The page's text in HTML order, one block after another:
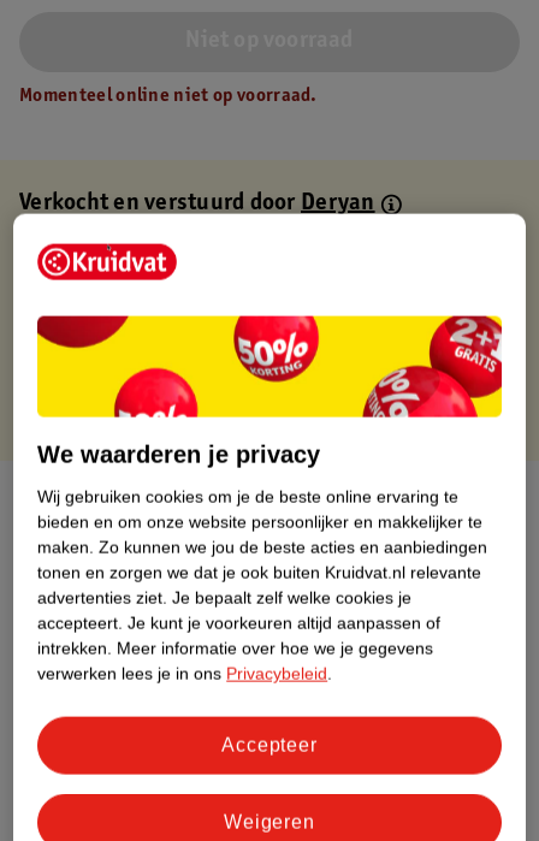
Momenteel online niet op voorraad.
Verkocht en verstuurd doorDeryan
Binnen 1 werkdag verstuurd
Gratis thuisbezorgd
Gratis retourneren via verkooppartner.
Gratis punten met je Kruidvat kaart
Over dit product
Productinformatie
Nature Impact Score
Dit product heeft (nog) geen Nature
Impact Score.
Meer informatie
Bestel & Bezorginformatie
We waarderen je privacy
Wij gebruiken cookies om je de beste online ervaring te
bieden en om onze website persoonlijker en makkelijker te
maken. Zo kunnen we jou de beste acties en aanbiedingen
tonen en zorgen we dat je ook buiten Kruidvat.nl relevante
advertenties ziet. Je bepaalt zelf welke cookies je
accepteert. Je kunt je voorkeuren altijd aanpassen of
intrekken. Meer informatie over hoe we je gegevens
verwerken lees je in ons Privacybeleid.
Weigeren
Accepteer